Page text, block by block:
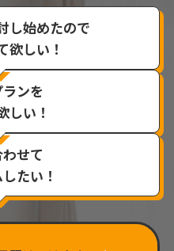
し始めたので
欲しい！
ンを
しい！
せて
たい！